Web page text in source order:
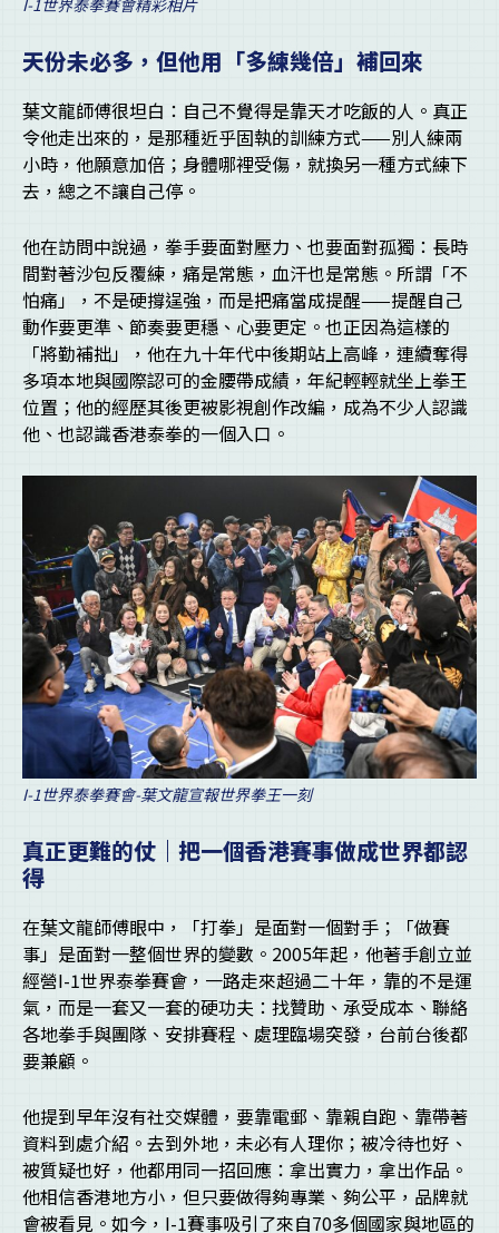
天份未必多，但他用「多練幾倍」補回來
葉文龍師傅很坦白：自己不覺得是靠天才吃飯的人。真正
令他走出來的，是那種近乎固執的訓練方式——別人練兩
小時，他願意加倍；身體哪裡受傷，就換另一種方式練下
去，總之不讓自己停。
他在訪問中說過，拳手要面對壓力、也要面對孤獨：長時
間對著沙包反覆練，痛是常態，血汗也是常態。所謂「不
怕痛」，不是硬撐逞強，而是把痛當成提醒——提醒自己
動作要更準、節奏要更穩、心要更定。也正因為這樣的
「將勤補拙」，他在九十年代中後期站上高峰，連續奪得
多項本地與國際認可的金腰帶成績，年紀輕輕就坐上拳王
位置；他的經歷其後更被影視創作改編，成為不少人認識
他、也認識香港泰拳的一個入口。
I-1世界泰拳賽會-葉文龍宣報世界拳王一刻
真正更難的仗｜把一個香港賽事做成世界都認
得
在葉文龍師傅眼中，「打拳」是面對一個對手；「做賽
事」是面對一整個世界的變數。2005年起，他著手創立並
經營I-1世界泰拳賽會，一路走來超過二十年，靠的不是運
氣，而是一套又一套的硬功夫：找贊助、承受成本、聯絡
各地拳手與團隊、安排賽程、處理臨場突發，台前台後都
要兼顧。
他提到早年沒有社交媒體，要靠電郵、靠親自跑、靠帶著
資料到處介紹。去到外地，未必有人理你；被冷待也好、
被質疑也好，他都用同一招回應：拿出實力，拿出作品。
他相信香港地方小，但只要做得夠專業、夠公平，品牌就
會被看見。如今，I-1賽事吸引了來自70多個國家與地區的